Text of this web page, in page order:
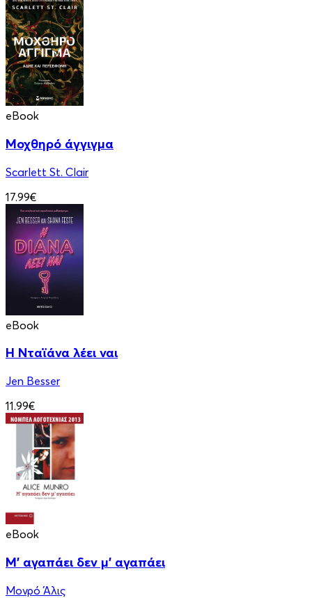
eBook
Μοχθηρό άγγιγμα
Scarlett St. Clair
17.99€
eBook
Η Νταϊάνα λέει ναι
Jen Besser
11.99€
eBook
Μ' αγαπάει δεν μ' αγαπάει
Μονρό Άλις